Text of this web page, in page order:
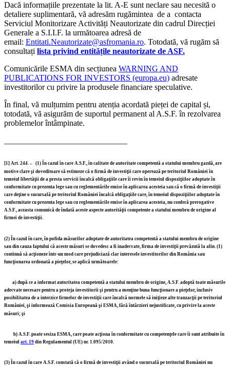
Dacă informațiile prezentate la lit. A-E sunt neclare sau necesită o
detaliere suplimentară, vă adresăm rugămintea de a contacta
Serviciul Monitorizare Activități Neautorizate din cadrul Direcției
Generale a S.I.I.F. la următoarea adresă de
email: Entitati.Neautorizate@asfromania.ro. Totodată, vă rugăm să
consultați lista privind entitățile neautorizate de ASF.
Comunicările ESMA din secțiunea WARNING AND
PUBLICATIONS FOR INVESTORS (europa.eu) adresate
investitorilor cu privire la produsele financiare speculative.
În final, vă mulțumim pentru atenția acordată pieței de capital și,
totodată, vă asigurăm de suportul permanent al A.S.F. în rezolvarea
problemelor întâmpinate.
[1] Art. 244. – (1) În cazul în care A.S.F., în calitate de autoritate competentă a statului membru gazdă, are
motive clare şi doveditoare să estimeze că o firmă de investiţii care operează pe teritoriul României în
temeiul libertăţii de a presta servicii încalcă obligaţiile care îi revin în temeiul dispoziţiilor adoptate în
conformitate cu prezenta lege sau cu reglementările emise în aplicarea acesteia sau că o firmă de investiţii
care deţine o sucursală pe teritoriul României încalcă obligaţiile care, în temeiul dispoziţiilor adoptate în
conformitate cu prezenta lege sau cu reglementările emise în aplicarea acesteia, nu conferă prerogative
A.S.F., aceasta comunică de îndată aceste aspecte autorităţii competente a statului membru de origine al
firmei de investiţii.
(2) În cazul în care, în pofida măsurilor adoptate de autoritatea competentă a statului membru de origine
sau din cauza faptului că aceste măsuri se dovedesc a fi inadecvate, firma de investiţii prevăzută la alin. (1)
continuă să acţioneze într-un mod care prejudiciază clar interesele investitorilor din România sau
funcţionarea ordonată a pieţelor, se aplică următoarele:
a) după ce a informat autoritatea competentă a statului membru de origine, A.S.F. adoptă toate măsurile
adecvate necesare pentru a proteja investitorii şi pentru a menţine buna funcţionare a pieţelor, inclusiv
posibilitatea de a interzice firmelor de investiţii care încalcă normele să iniţieze alte tranzacţii pe teritoriul
României, şi informează Comisia Europeană şi ESMA, fără întârzieri nejustificate, cu privire la aceste
măsuri; şi
b) A.S.F. poate sesiza ESMA, care poate acţiona în conformitate cu competenţele care îi sunt atribuite în
temeiul art. 19 din Regulamentul (UE) nr. 1.095/2010.
(3) În cazul în care A.S.F. constată că o firmă de investiţii având o sucursală pe teritoriul României nu